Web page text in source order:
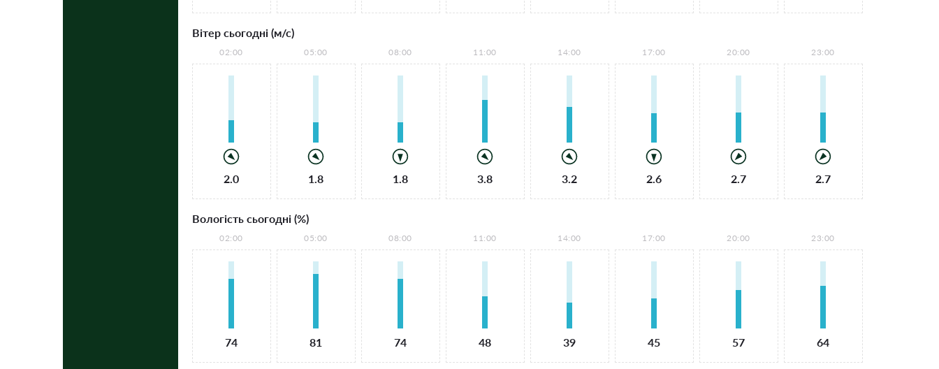
Вітер сьогодні (м/с)
02:00
2.0
05:00
1.8
08:00
1.8
11:00
3.8
14:00
3.2
17:00
2.6
20:00
2.7
23:00
2.7
Вологість сьогодні (%)
02:00
74
05:00
81
08:00
74
11:00
48
14:00
39
17:00
45
20:00
57
23:00
64